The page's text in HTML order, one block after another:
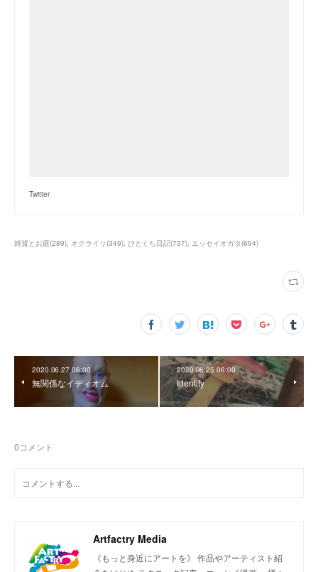
Twitter
雑貨とお庭(289) オクライリ(349) ひとくち日記(737) エッセイオガタ(694)
2020.06.27 06:00
無関係なイディオム
2020.06.25 06:00
Identity
0コメント
Artfactry Media
《もっと身近にアートを》 作品やアーティスト紹